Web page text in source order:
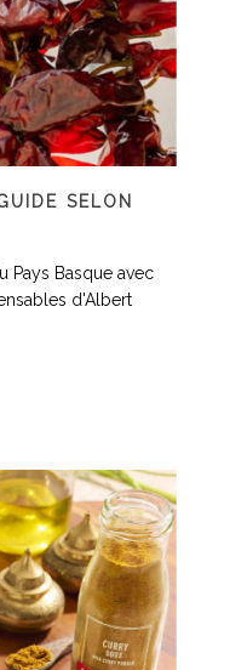
SELON
Pays Basque avec
d'Albert